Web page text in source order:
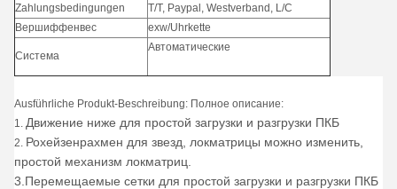
Zahlungsbedingungen
T/T, Paypal, Westverband, L/C
Вершиффенвес
exw/Uhrkette
Система
Автоматические
Ausführliche Produkt-Beschreibung: Полное описание:
1. Движение ниже для простой загрузки и разгрузки ПКБ
2. Рохейзенрахмен для звезд, локматрицы можно изменить,
простой механизм локматриц.
3.Перемещаемые сетки для простой загрузки и разгрузки ПКБ